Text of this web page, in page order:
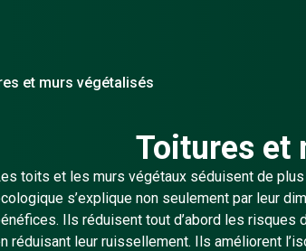
et murs végétalisés
Toitures et
toits et les murs végétaux séduisent de plus
s’explique non seulement par leur
Ils réduisent tout d’abord les risques
réduisant leur ruissellement. Ils améliorent